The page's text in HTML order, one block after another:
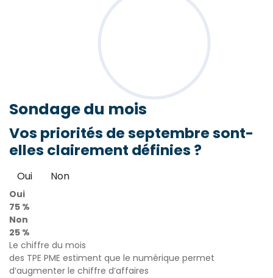
Sondagedu mois
Vos priorités de septembre sont-
elles clairement définies ?
Oui Non
Oui
75 %
Non
25 %
Le chiffre du mois
des TPE PME estiment que le numérique permet
d’augmenter le chiffre d’affaires